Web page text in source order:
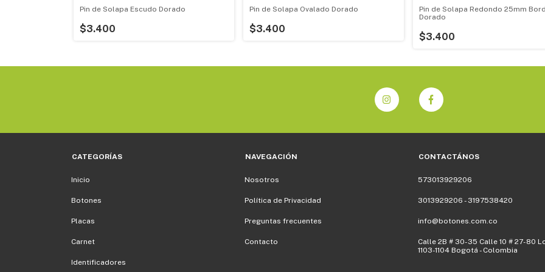
Pin de Solapa Escudo Dorado
$3.400
Pin de Solapa Ovalado Dorado
$3.400
Pin de Solapa Redondo 25mm
Dorado
$3.400
CATEGORÍAS
Inicio
Botones
Placas
Carnet
Identificadores
NAVEGACIÓN
Nosotros
Política de Privacidad
Preguntas frecuentes
Contacto
CONTACTÁNOS
573013929206
3013929206 - 3197538420
info@botones.com.co
Calle 2B # 30-35 Calle 10 # 27-80
1103-1104 Bogotá - Colombia